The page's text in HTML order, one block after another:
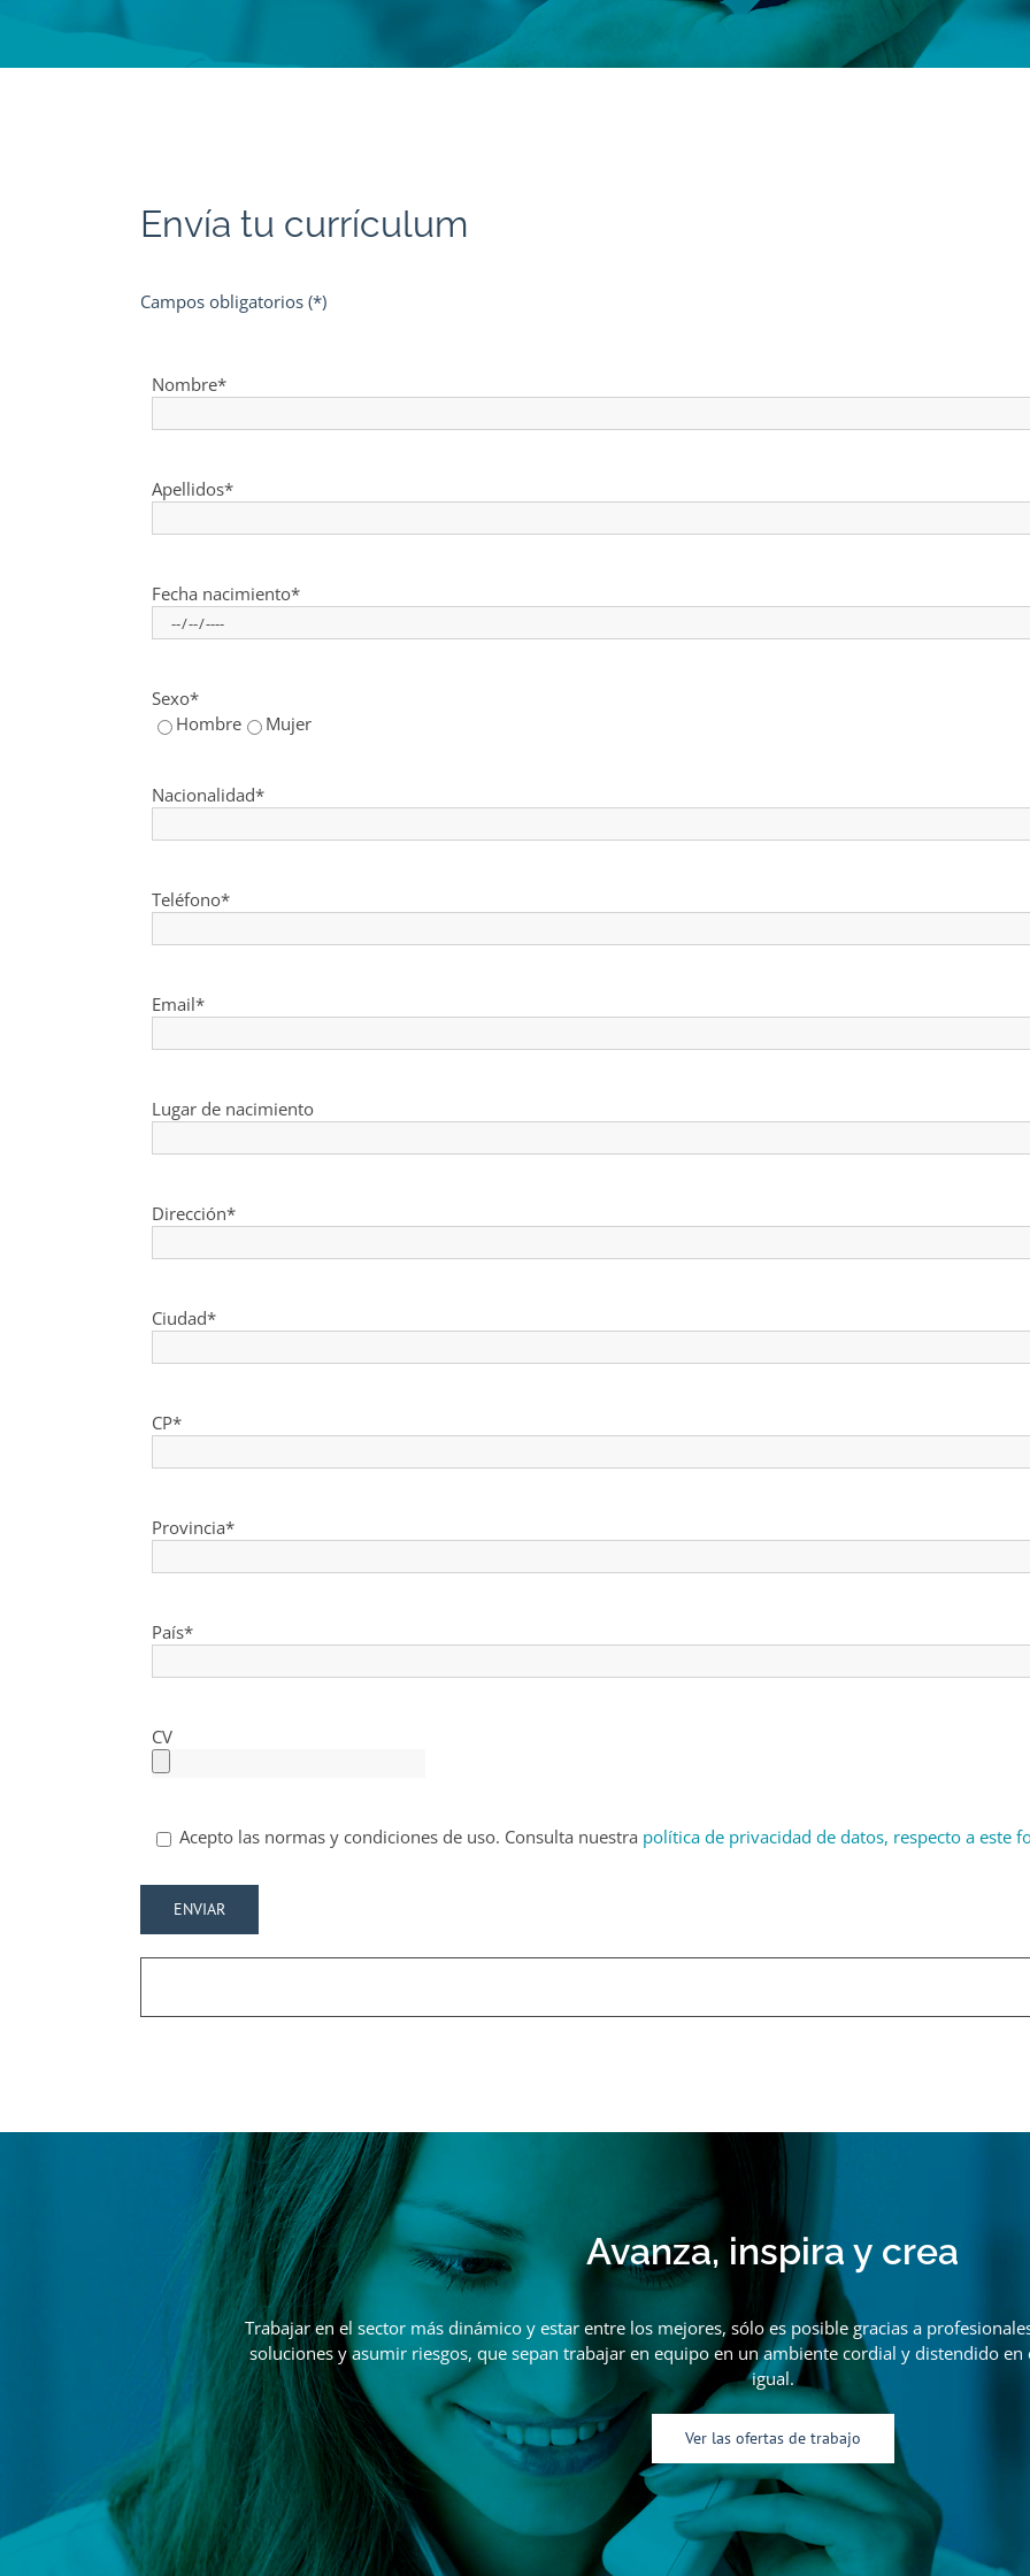
Envía tu currículum
Campos obligatorios (*)
Nombre*
Apellidos*
Fecha nacimiento*
Sexo*
Hombre
Mujer
Nacionalidad*
Teléfono*
Email*
Lugar de nacimiento
Dirección*
Ciudad*
CP*
Provincia*
País*
CV
Acepto las normas y condiciones de uso. Consulta nuestra política de privacidad de datos, respecto a este
Avanza, inspira y crea
Trabajar en el sector más dinámico y estar entre los mejores, sólo es posible gracias a
soluciones y asumir riesgos, que sepan trabajar en equipo en un ambiente cordial y distendido
igual.
Ver las ofertas de trabajo